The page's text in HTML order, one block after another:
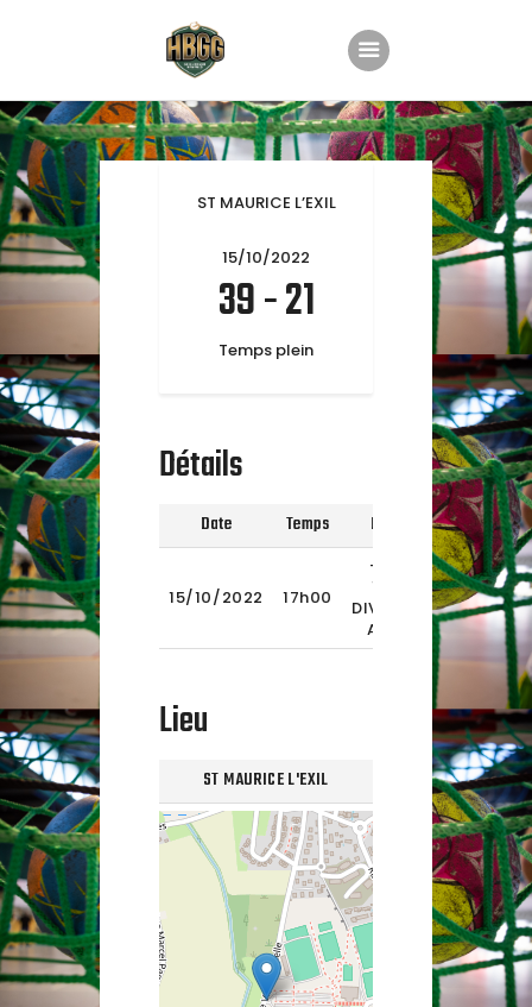
Accueil
Groupe Animation
Partenaires
Contact
ST MAURICE L’EXIL
15/10/2022
39-21
Temps plein
Détails
Date Temps Ligue Saison
15/10/2022 17h00
-15/1
1ERE
DIVISION
AURA
2022-
2023
Lieu
ST MAURICE L'EXIL